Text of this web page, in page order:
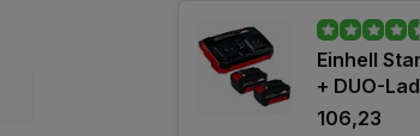
Einhell
+ DUO-
106,23